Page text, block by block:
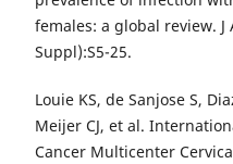
females: a global review. J
Suppl):S5-25.
Louie KS, de Sanjose S,
Meijer CJ, et al.
Cancer Multicenter